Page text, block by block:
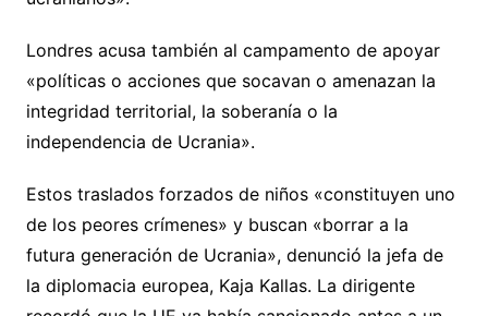
Londres acusa también al campamento de apoyar
«políticas o acciones que socavan o amenazan la
integridad territorial, la soberanía o la
independencia de Ucrania».
Estos traslados forzados de niños «constituyen uno
de los peores crímenes» y buscan «borrar a la
futura generación de Ucrania», denunció la jefa de
la diplomacia europea, Kaja Kallas. La dirigente